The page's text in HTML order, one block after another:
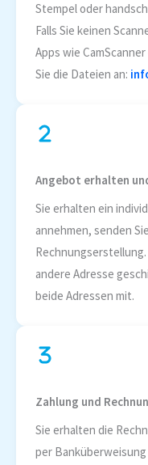
Stempel oder
Falls Sie keinen
Apps wie
Sie die Dateien an:
Angebot erhalten
Sie erhalten ein
annehmen, senden
andere Adresse
beide Adressen mit.
Zahlung und
Sie erhalten die
per